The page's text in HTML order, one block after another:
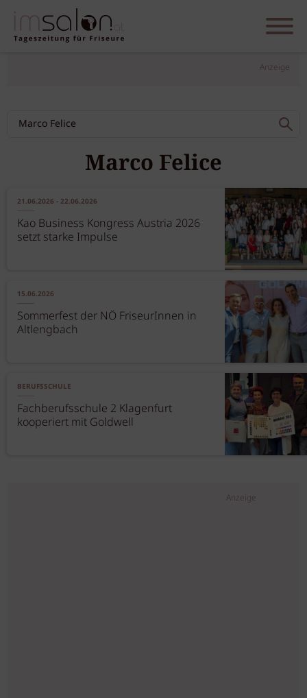
Anzeige
Marco Felice
21.06.2026 - 22.06.2026
Kao Business Kongress Austria 2026
setzt starke Impulse
15.06.2026
Sommerfest der NÖ FriseurInnen in
Altlengbach
BERUFSSCHULE
Fachberufsschule 2 Klagenfurt
kooperiert mit Goldwell
Anzeige